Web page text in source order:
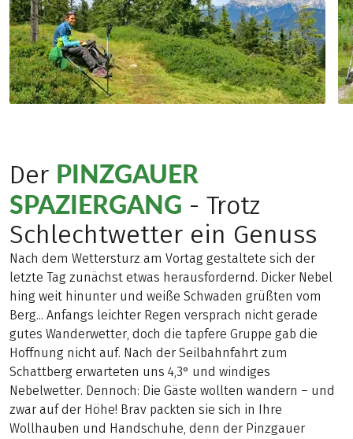
Der PINZGAUER
SPAZIERGANG - Trotz
Schlechtwetter ein Genuss
Nach dem Wettersturz am Vortag gestaltete sich der
letzte Tag zunächst etwas herausfordernd. Dicker Nebel
hing weit hinunter und weiße Schwaden grüßten vom
Berg... Anfangs leichter Regen versprach nicht gerade
gutes Wanderwetter, doch die tapfere Gruppe gab die
Hoffnung nicht auf. Nach der Seilbahnfahrt zum
Schattberg erwarteten uns 4,3° und windiges
Nebelwetter. Dennoch: Die Gäste wollten wandern – und
zwar auf der Höhe! Brav packten sie sich in Ihre
Wollhauben und Handschuhe, denn der Pinzgauer